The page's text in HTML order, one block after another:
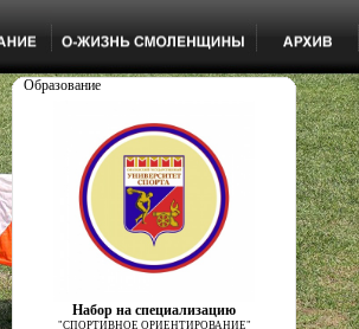
Образование
Набор на специализацию
"СПОРТИВНОЕ ОРИЕНТИРОВАНИЕ"